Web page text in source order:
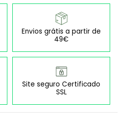
Envios grátis a partir de
49€
Site seguro Certificado
SSL